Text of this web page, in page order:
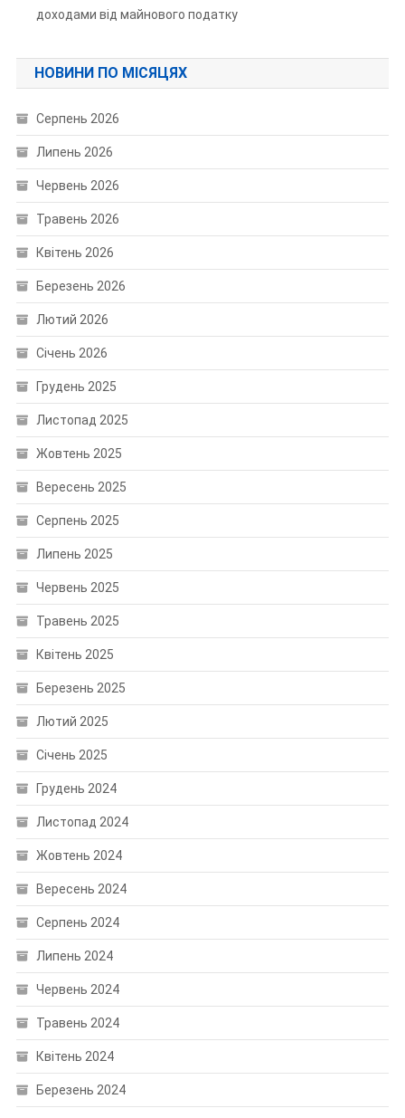
доходами від майнового податку
НОВИНИ ПО МІСЯЦЯХ
Серпень 2026
Липень 2026
Червень 2026
Травень 2026
Квітень 2026
Березень 2026
Лютий 2026
Січень 2026
Грудень 2025
Листопад 2025
Жовтень 2025
Вересень 2025
Серпень 2025
Липень 2025
Червень 2025
Травень 2025
Квітень 2025
Березень 2025
Лютий 2025
Січень 2025
Грудень 2024
Листопад 2024
Жовтень 2024
Вересень 2024
Серпень 2024
Липень 2024
Червень 2024
Травень 2024
Квітень 2024
Березень 2024